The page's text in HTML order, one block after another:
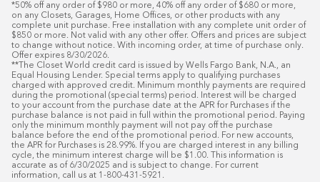
*50% off any order of $980 or more, 40% off any order of $680 or more,
on any Closets, Garages, Home Offices, or other products with any
complete unit purchase. Free installation with any complete unit order of
$850 or more. Not valid with any other offer. Offers and prices are subject
to change without notice. With incoming order, at time of purchase only.
Offer expires 8/30/2026.
**The Closet World credit card is issued by Wells Fargo Bank, N.A., an
Equal Housing Lender. Special terms apply to qualifying purchases
charged with approved credit. Minimum monthly payments are required
during the promotional (special terms) period. Interest will be charged
to your account from the purchase date at the APR for Purchases if the
purchase balance is not paid in full within the promotional period. Paying
only the minimum monthly payment will not pay off the purchase
balance before the end of the promotional period. For new accounts,
the APR for Purchases is 28.99%. If you are charged interest in any billing
cycle, the minimum interest charge will be $1.00. This information is
accurate as of 6/30/2025 and is subject to change. For current
information, call us at 1-800-431-5921.